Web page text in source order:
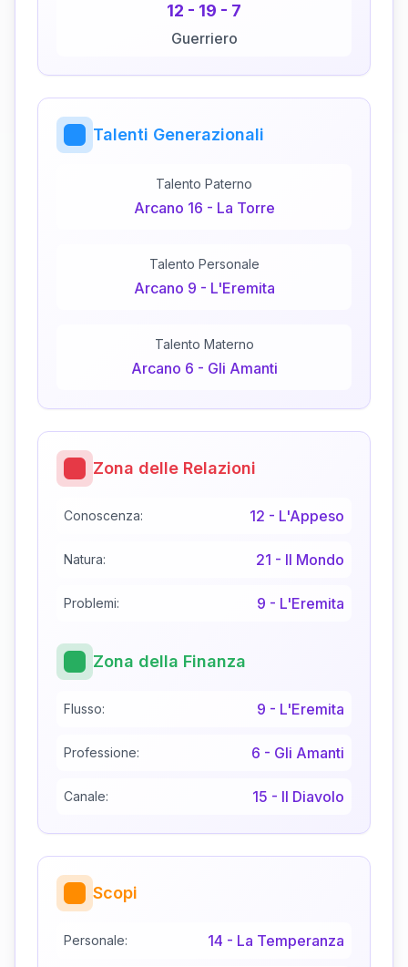
12 - 19 - 7
Guerriero
Talenti Generazionali
Talento Paterno
Arcano 16 - La Torre
Talento Personale
Arcano 9 - L'Eremita
Talento Materno
Arcano 6 - Gli Amanti
Zona delle Relazioni
Conoscenza: 12 - L'Appeso
Natura: 21 - Il Mondo
Problemi: 9 - L'Eremita
Zona della Finanza
Flusso: 9 - L'Eremita
Professione: 6 - Gli Amanti
Canale: 15 - Il Diavolo
Scopi
Personale: 14 - La Temperanza